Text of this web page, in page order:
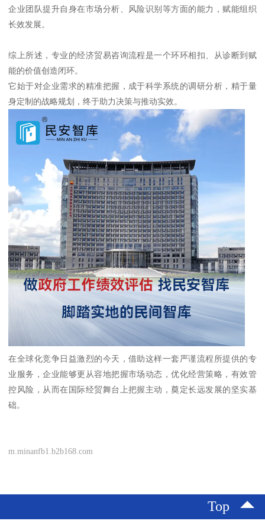
企业团队提升自身在市场分析、风险识别等方面的能力，赋能组织
长效发展。
综上所述，专业的经济贸易咨询流程是一个环环相扣、从诊断到赋
能的价值创造闭环。
它始于对企业需求的精准把握，成于科学系统的调研分析，精于量
身定制的战略规划，终于助力决策与推动实效。
在全球化竞争日益激烈的今天，借助这样一套严谨流程所提供的专
业服务，企业能够更从容地把握市场动态，优化经营策略，有效管
控风险，从而在国际经贸舞台上把握主动，奠定长远发展的坚实基
础。
m.minanfb1.b2b168.com
Top